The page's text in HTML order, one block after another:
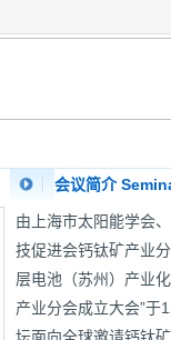
会议简介
由上海市太阳能学会
技促进会钙钛矿产业
层电池（苏州）产业
产业分会成立大会”于